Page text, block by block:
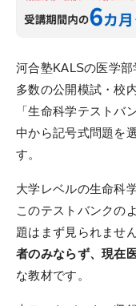
チューター個別相談
過去のガイダンス・
カリキュラム
カリキュラム一覧
基礎シリーズ
完成シリーズ
実戦シリーズ
物理化学シリーズ
河合塾KALSの医学
多数の公開模試・校
「生命科学テストバ
中から記号式問題を
す。
大学レベルの生命科
このテストバンクの
題はまず見られませ
者のみならず、現在
な教材です。